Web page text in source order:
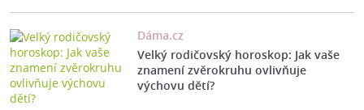
Dáma.cz
Velký rodičovský horoskop: Jak vaše
znamení zvěrokruhu ovlivňuje
výchovu dětí?